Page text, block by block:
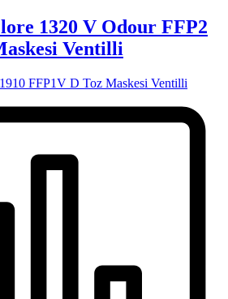
1320 V Odour FFP2
Ventilli